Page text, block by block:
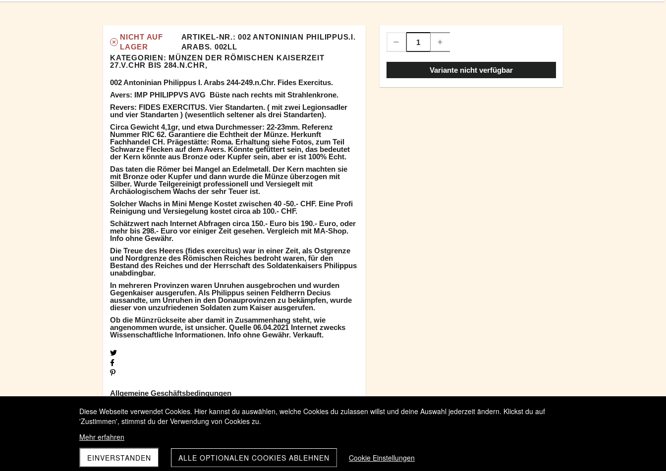
NICHT AUF
LAGER
ARTIKEL-NR.: 002 ANTONINIAN PHILIPPUS.I.
ARABS. 002LL
KATEGORIEN: MÜNZEN DER RÖMISCHEN KAISERZEIT
27.V.CHR BIS 284.N.CHR,
002 Antoninian Philippus I. Arabs 244-249.n.Chr. Fides Exercitus.
Avers: IMP PHILIPPVS AVG Büste nach rechts mit Strahlenkrone.
Revers: FIDES EXERCITUS. Vier Standarten. ( mit zwei Legionsadler
und vier Standarten ) (wesentlich seltener als drei Standarten).
Circa Gewicht 4,1gr, und etwa Durchmesser: 22-23mm. Referenz
Nummer RIC 62. Garantiere die Echtheit der Münze. Herkunft
Fachhandel CH. Prägestätte: Roma. Erhaltung siehe Fotos, zum Teil
Schwarze Flecken auf dem Avers. Könnte gefüttert sein, das bedeutet
der Kern könnte aus Bronze oder Kupfer sein, aber er ist 100% Echt.
Das taten die Römer bei Mangel an Edelmetall. Der Kern machten sie
mit Bronze oder Kupfer und dann wurde die Münze überzogen mit
Silber. Wurde Teilgereinigt professionell und Versiegelt mit
Archäologischem Wachs der sehr Teuer ist.
Solcher Wachs in Mini Menge Kostet zwischen 40 -50.- CHF. Eine Profi
Reinigung und Versiegelung kostet circa ab 100.- CHF.
Schätzwert nach Internet Abfragen circa 150.- Euro bis 190.- Euro, oder
mehr bis 298.- Euro vor einiger Zeit gesehen. Vergleich mit MA-Shop.
Info ohne Gewähr.
Die Treue des Heeres (fides exercitus) war in einer Zeit, als Ostgrenze
und Nordgrenze des Römischen Reiches bedroht waren, für den
Bestand des Reiches und der Herrschaft des Soldatenkaisers Philippus
unabdingbar.
In mehreren Provinzen waren Unruhen ausgebrochen und wurden
Gegenkaiser ausgerufen. Als Philippus seinen Feldherrn Decius
aussandte, um Unruhen in den Donauprovinzen zu bekämpfen, wurde
dieser von unzufriedenen Soldaten zum Kaiser ausgerufen.
Ob die Münzrückseite aber damit in Zusammenhang steht, wie
angenommen wurde, ist unsicher. Quelle 06.04.2021 Internet zwecks
Wissenschaftliche Informationen. Info ohne Gewähr. Verkauft.
Allgemeine Geschäftsbedingungen
Versandbedingungen
Variante nicht verfügbar
Datenschutz Classic Numismatik & Artefakten Fabiano Geschichte und Kaiserliste und usw
Diese Webseite verwendet Cookies. Hier kannst du auswählen, welche Cookies du zulassen willst und deine Auswahl jederzeit ändern. Klickst du auf
'Zustimmen', stimmst du der Verwendung von Cookies zu.
Mehr erfahren
EINVERSTANDEN ALLE OPTIONALEN COOKIES ABLEHNEN Cookie Einstellungen